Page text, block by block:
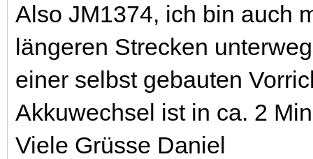
Also JM1374, ich bin auch
längeren Strecken
einer selbst gebauten
Akkuwechsel ist in ca. 2
Viele Grüsse Daniel